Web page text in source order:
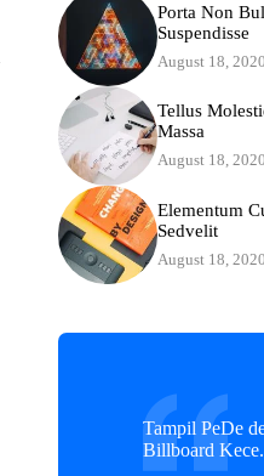
Porta Non
Suspendisse
August 18, 2020
Tellus
Massa
August 18, 2020
Elementum
Sedvelit
August 18, 2020
Tampil PeDe
Billboard Kece.